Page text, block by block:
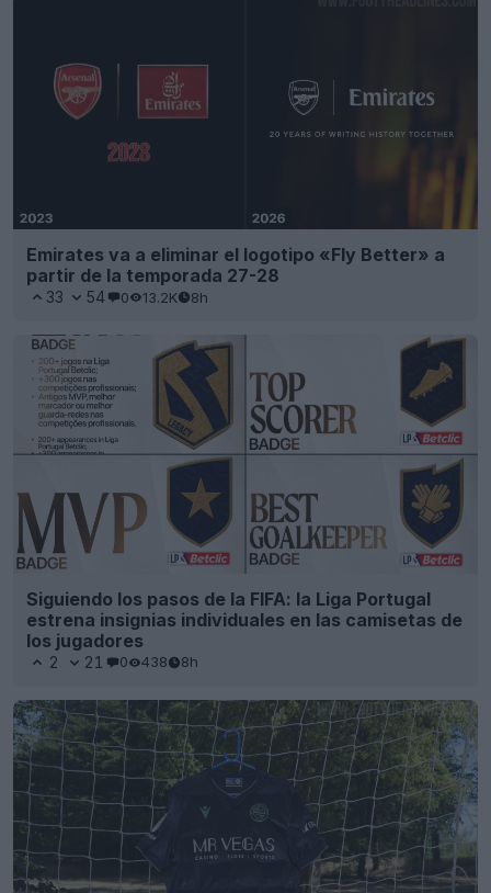
Emirates va a eliminar el logotipo «Fly Better» a
partir de la temporada 27-28
33 54 0 13.2K 8h
Siguiendo los pasos de la FIFA: la Liga Portugal
estrena insignias individuales en las camisetas de
los jugadores
2 21 0 438 8h